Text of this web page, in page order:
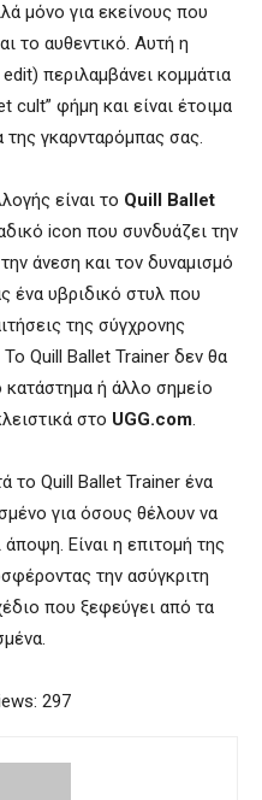
μόνο για εκείνους που
το αυθεντικό. Αυτή η
περιλαμβάνει κομμάτια
cult” φήμη και είναι έτοιμα
της γκαρνταρόμπας σας.
είναι το Quill Ballet
icon που συνδυάζει την
άνεση και τον δυναμισμό
ένα υβριδικό στυλ που
της σύγχρονης
Quill Ballet Trainer δεν θα
ή άλλο σημείο
στο UGG.com.
το Quill Ballet Trainer ένα
για όσους θέλουν να
Είναι η επιτομή της
την ασύγκριτη
που ξεφεύγει από τα
297